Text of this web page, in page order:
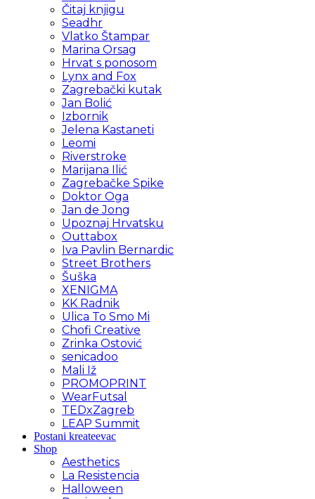
Čitaj knjigu
Seadhr
Vlatko Štampar
Marina Orsag
Hrvat s ponosom
Lynx and Fox
Zagrebački kutak
Jan Bolić
Izbornik
Jelena Kastaneti
Leomi
Riverstroke
Marijana Ilić
Zagrebačke Spike
Doktor Oga
Jan de Jong
Upoznaj Hrvatsku
Outtabox
Iva Pavlin Bernardic
Street Brothers
Šuška
XENIGMA
KK Radnik
Ulica To Smo Mi
Chofi Creative
Zrinka Ostović
senicadoo
Mali Iž
PROMOPRINT
WearFutsal
TEDxZagreb
LEAP Summit
Postani kreateevac
Shop
Aesthetics
La Resistencia
Halloween